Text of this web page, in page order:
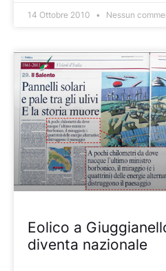
14 Ottobre 2010 Nessun
Eolico a
diventa nazionale